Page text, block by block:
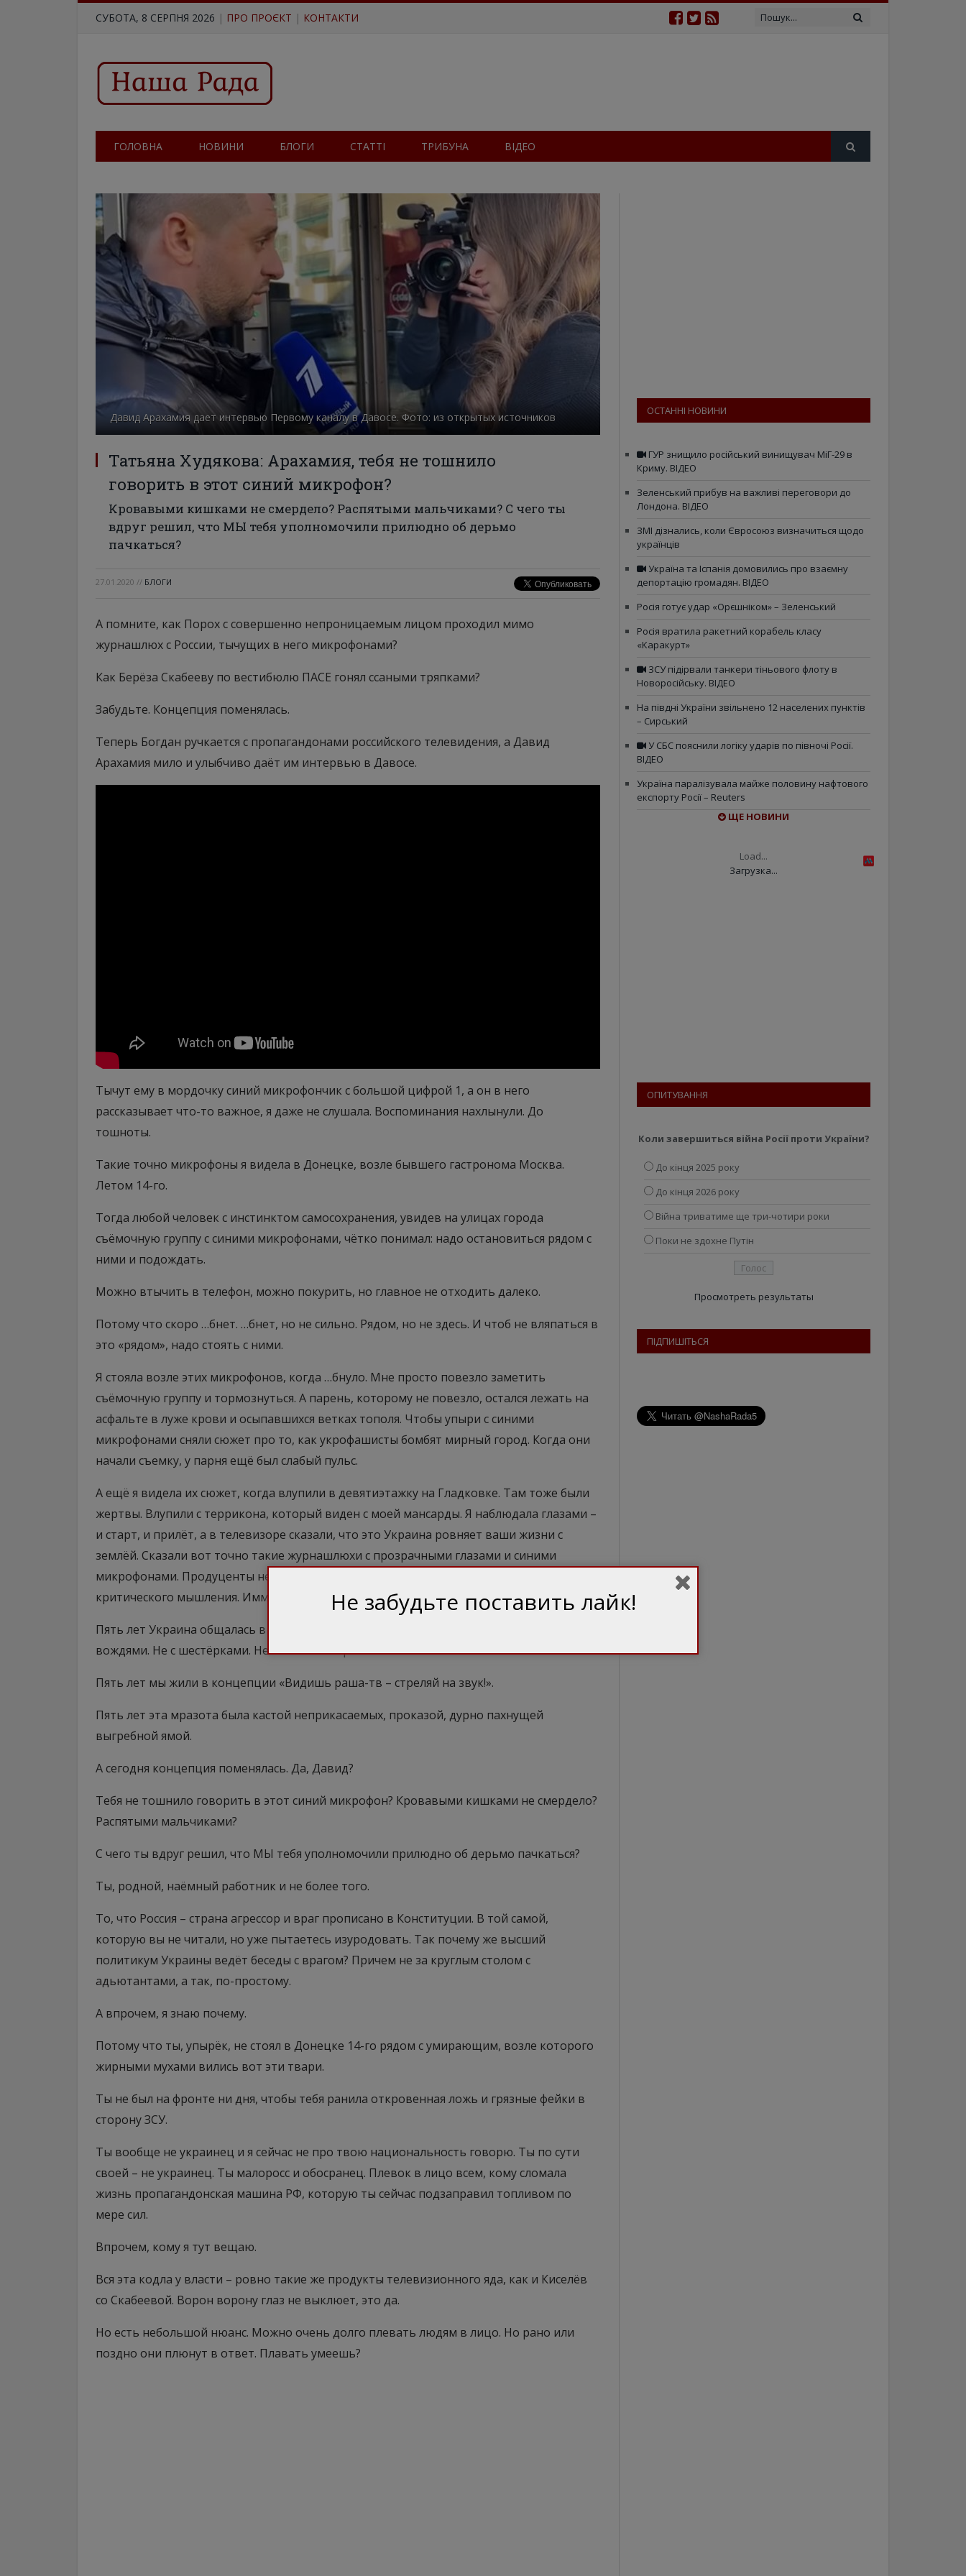
СУБОТА, 8 СЕРПНЯ 2026 | ПРО ПРОЄКТ | КОНТАКТИ
ГОЛОВНА НОВИНИ БЛОГИ СТАТТІ ТРИБУНА ВІДЕО
Давид Арахамия дает интервью Первому каналу в Давосе. Фото: из открытых источников
Татьяна Худякова: Арахамия, тебя не тошнило
говорить в этот синий микрофон?
Кровавыми кишками не смердело? Распятыми мальчиками? С чего ты
вдруг решил, что МЫ тебя уполномочили прилюдно об дерьмо
пачкаться?
27.01.2020 // БЛОГИ
А помните, как Порох с совершенно непроницаемым лицом проходил мимо
журнашлюх с России, тычущих в него микрофонами?
Как Берёза Скабееву по вестибюлю ПАСЕ гонял ссаными тряпками?
Забудьте. Концепция поменялась.
Теперь Богдан ручкается с пропагандонами российского телевидения, а Давид
Арахамия мило и улыбчиво даёт им интервью в Давосе.
Тычут ему в мордочку синий микрофончик с большой цифрой 1, а он в него
рассказывает что-то важное, я даже не слушала. Воспоминания нахлынули. До
тошноты.
Такие точно микрофоны я видела в Донецке, возле бывшего гастронома Москва.
Летом 14-го.
Тогда любой человек с инстинктом самосохранения, увидев на улицах города
съёмочную группу с синими микрофонами, чётко понимал: надо остановиться рядом с
ними и подождать.
Можно втычить в телефон, можно покурить, но главное не отходить далеко.
Потому что скоро …бнет. …бнет, но не сильно. Рядом, но не здесь. И чтоб не вляпаться в
это «рядом», надо стоять с ними.
Я стояла возле этих микрофонов, когда …бнуло. Мне просто повезло заметить
съёмочную группу и тормознуться. А парень, которому не повезло, остался лежать на
асфальте в луже крови и осыпавшихся ветках тополя. Чтобы упыри с синими
микрофонами сняли сюжет про то, как укрофашисты бомбят мирный город. Когда они
начали съемку, у парня ещё был слабый пульс.
А ещё я видела их сюжет, когда влупили в девятиэтажку на Гладковке. Там тоже были
жертвы. Влупили с террикона, который виден с моей мансарды. Я наблюдала глазами –
и старт, и прилёт, а в телевизоре сказали, что это Украина ровняет ваши жизни с
землёй. Сказали вот точно такие журнашлюхи с прозрачными глазами и синими
микрофонами. Продуценты ненависти и страха. Напалма, выжигающего любой росток
критического мышления. Иммунных к грамотной пропаганде нет.
Пять лет Украина общалась в сторону РФ только через посредников и только с их
вождями. Не с шестёрками. Не с ассенизаторами.
Пять лет мы жили в концепции «Видишь раша-тв – стреляй на звук!».
Пять лет эта мразота была кастой неприкасаемых, проказой, дурно пахнущей
выгребной ямой.
А сегодня концепция поменялась. Да, Давид?
Тебя не тошнило говорить в этот синий микрофон? Кровавыми кишками не смердело?
Распятыми мальчиками?
С чего ты вдруг решил, что МЫ тебя уполномочили прилюдно об дерьмо пачкаться?
Ты, родной, наёмный работник и не более того.
То, что Россия – страна агрессор и враг прописано в Конституции. В той самой,
которую вы не читали, но уже пытаетесь изуродовать. Так почему же высший
политикум Украины ведёт беседы с врагом? Причем не за круглым столом с
адьютантами, а так, по-простому.
А впрочем, я знаю почему.
Потому что ты, упырёк, не стоял в Донецке 14-го рядом с умирающим, возле которого
жирными мухами вились вот эти твари.
Ты не был на фронте ни дня, чтобы тебя ранила откровенная ложь и грязные фейки в
сторону ЗСУ.
Ты вообще не украинец и я сейчас не про твою национальность говорю. Ты по сути
своей – не украинец. Ты малоросс и обосранец. Плевок в лицо всем, кому сломала
жизнь пропагандонская машина РФ, которую ты сейчас подзаправил топливом по
мере сил.
Впрочем, кому я тут вещаю.
Вся эта кодла у власти – ровно такие же продукты телевизионного яда, как и Киселёв
со Скабеевой. Ворон ворону глаз не выклюет, это да.
Но есть небольшой нюанс. Можно очень долго плевать людям в лицо. Но рано или
поздно они плюнут в ответ. Плавать умеешь?
ОСТАННІ НОВИНИ
ГУР знищило російський винищувач МіГ-29 в
Криму. ВІДЕО
Зеленський прибув на важливі переговори до
Лондона. ВІДЕО
ЗМІ дізнались, коли Євросоюз визначиться щодо
українців
Україна та Іспанія домовились про взаємну
депортацію громадян. ВІДЕО
Росія готує удар «Орєшніком» – Зеленський
Росія вратила ракетний корабель класу
«Каракурт»
ЗСУ підірвали танкери тіньового флоту в
Новоросійську. ВІДЕО
На півдні України звільнено 12 населених пунктів
– Сирський
У СБС пояснили логіку ударів по півночі Росії.
ВІДЕО
Україна паралізувала майже половину нафтового
експорту Росії – Reuters
ЩЕ НОВИНИ
Load...
Загрузка...
ОПИТУВАННЯ
Коли завершиться війна Росії проти України?
До кінця 2025 року
До кінця 2026 року
Війна триватиме ще три-чотири роки
Поки не здохне Путін
Просмотреть результаты
ПІДПИШІТЬСЯ
Не забудьте поставить лайк!